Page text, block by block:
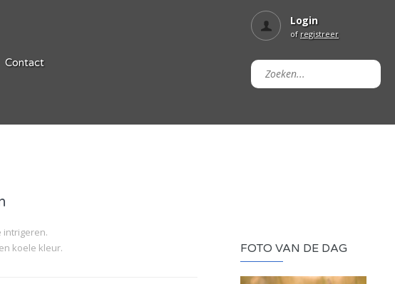
Contact
Login
of registreer
intrigeren.
koele kleur.
FOTO VAN DE DAG